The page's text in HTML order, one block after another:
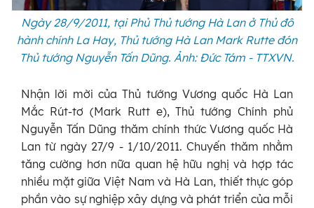
Ngày 28/9/2011, tại Phủ Thủ tướng Hà Lan ở Thủ đô
hành chính La Hay, Thủ tướng Hà Lan Mark Rutte đón
Thủ tướng Nguyễn Tấn Dũng. Ảnh: Đức Tám - TTXVN.
Nhận lời mời của Thủ tướng Vương quốc Hà Lan
Mắc Rút-tơ (Mark Rutt e), Thủ tướng Chính phủ
Nguyễn Tấn Dũng thăm chính thức Vương quốc Hà
Lan từ ngày 27/9 - 1/10/2011. Chuyến thăm nhằm
tăng cường hơn nữa quan hệ hữu nghị và hợp tác
nhiều mặt giữa Việt Nam và Hà Lan, thiết thực góp
phần vào sự nghiệp xây dựng và phát triển của mỗi